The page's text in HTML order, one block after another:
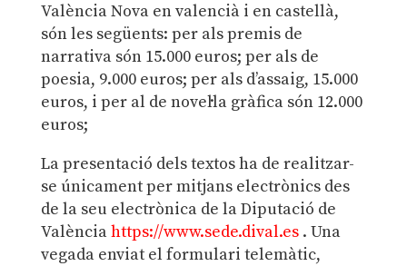
València Nova en valencià i en castellà,
són les següents: per als premis de
narrativa són 15.000 euros; per als de
poesia, 9.000 euros; per als d’assaig, 15.000
euros, i per al de novel·la gràfica són 12.000
euros;
La presentació dels textos ha de realitzar-
se únicament per mitjans electrònics des
de la seu electrònica de la Diputació de
Valènciahttps://www.sede.dival.es. Una
vegada enviat el formulari telemàtic,